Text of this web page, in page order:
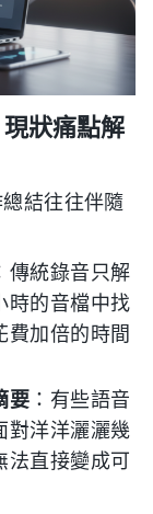
狀痛點解
結往往伴隨
傳統錄音只解
時的音檔中找
費加倍的時間
要 ：有些語音
對洋洋灑灑幾
法直接變成可